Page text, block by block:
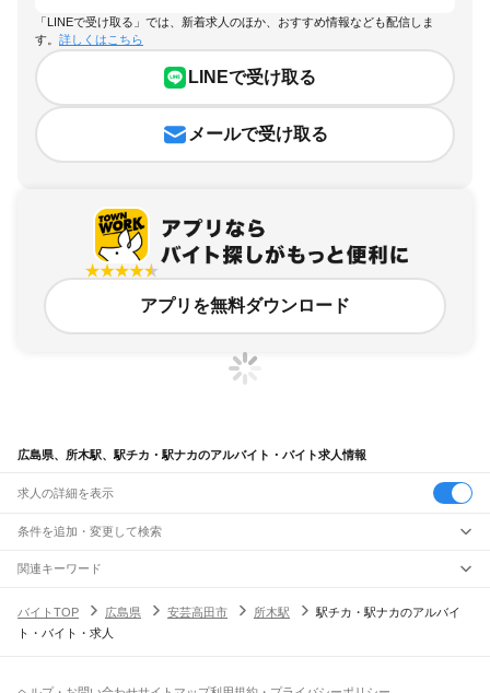
「LINEで受け取る」では、新着求人のほか、おすすめ情報なども配信しま
す。 詳しくはこちら
LINEで受け取る
メールで受け取る
アプリを無料ダウンロード
広島県、所木駅、駅チカ・駅ナカのアルバイト・バイト求人情報
求人の詳細を表示
条件を追加・変更して検索
市区町村を追加・変更
広島県すべて
広島市 すべて
駅を追加・変更
職種を追加・変更
飲食・フードサービスすべて
関連キーワード
バイトTOP
広島県 安芸高田市 所木駅
駅チカ・駅ナカのアルバイ
ト・バイト・求人